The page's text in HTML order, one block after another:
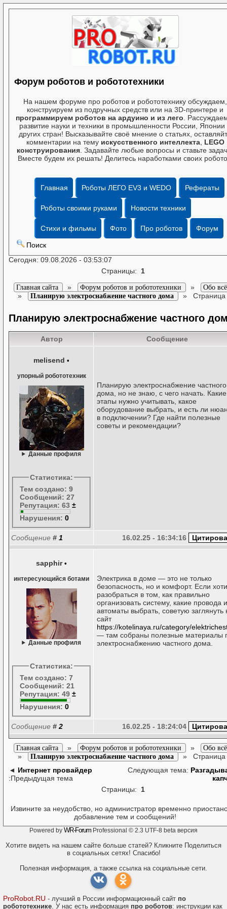
Форум роботов и робототехники
На нашем форуме про роботов и робототехнику обсуждаем,
конструируем из подручных средств или на 3D-принтере и
программируем роботов на ардуино и из лего .
развитие науки и техники в промышленности России, Японии
других стран! Высказывайте своё мнение о статьях,
комментарии на тему искусственного интеллекта, LEGO
конструирования . Задавайте любые вопросы и ставьте
Вместе будем их решать! Делитесь наработками своих
Главная Роботы ЛЕГО EV3 и WEDO Рефераты
Роботы своими руками Новости техники
Стихи и фильмы Фото Про роботов Форум
Поиск
Сегодня: 09.08.2026 - 03:53:07
Страницы: 1
Главная сайта » Форум роботов и робототехники » Обо
» Планирую электроснабжение частного дома » Страница
Планирую электроснабжение частного
Автор Сообщение
melisend •
упорный робототехник
Данные профиля
Статистика:
Тем создано: 9
Сообщений: 27
Репутация: 63 ±
Нарушения: 0
Планирую электроснабжение частного
дома, но не знаю, с чего начать. Какие
этапы нужно учитывать, какое
оборудование выбрать, и есть ли
в подключении? Где найти полезные
советы и рекомендации?
Сообщение # 1 16.02.25 - 16:34:16
sapphir •
интересующийся ботами
Данные профиля
Статистика:
Тем создано: 7
Сообщений: 21
Репутация: 49 ±
Нарушения: 0
Электрика в доме — это не только
безопасность, но и комфорт. Если
разобраться в том, как правильно
организовать систему, какие провода и
автоматы выбрать, советую заглянуть
сайт
https://kotelinaya.ru/category/
— там собраны полезные материалы
электроснабжению частного дома.
Сообщение # 2 16.02.25 - 18:24:04
Главная сайта » Форум роботов и робототехники » Обо
» Планирую электроснабжение частного дома » Страница
◄ Интернет провайдер
:Предыдущая тема
Следующая тема:
Страницы: 1
Извините за неудобство, но администратор временно
добавление тем и сообщений!
Powered by WR-Forum Professional © 2.3 UTF-8 beta версия
Хотите видеть на нашем сайте больше статей? Кликните Поделиться
в социальных сетях! Спасибо!
Полезная информация, а также ссылка на социальные сети.
ProRobot.RU - лучший в России информационный сайт по
робототехнике. У нас есть информация про роботов: инструкции как